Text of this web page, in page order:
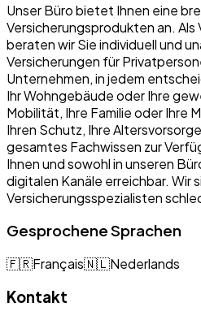
Unser Büro bietet Ihnen eine
Versicherungsprodukten an. Als
beraten wir Sie individuell und
Versicherungen für
Unternehmen, in jedem
Ihr Wohngebäude oder Ihre
Mobilität, Ihre Familie oder Ihre
Ihren Schutz, Ihre
gesamtes Fachwissen zur
Ihnen und sowohl in unseren
digitalen Kanäle erreichbar. Wir
Versicherungsspezialisten
Gesprochene Sprachen
🇫🇷Français🇳🇱Nederlands
Kontakt